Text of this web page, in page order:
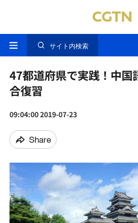
サイト内検索
47都道府県で実践！中国
合復習
09:04:00 2019-07-23
Share